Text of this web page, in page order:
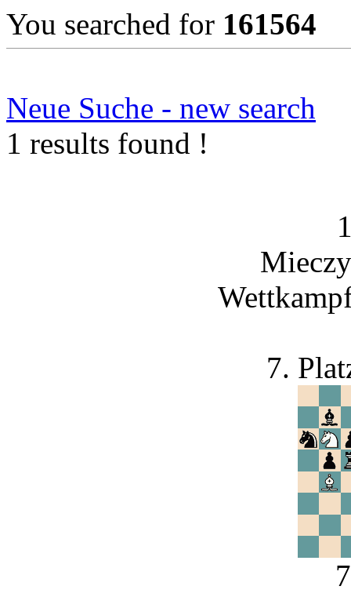
You searched for 161564
Neue Suche - new search
1 results found !
7.